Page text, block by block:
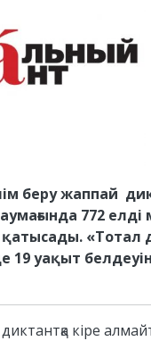
беру жаппай
772
«Тотал
19 уақыт
кіре